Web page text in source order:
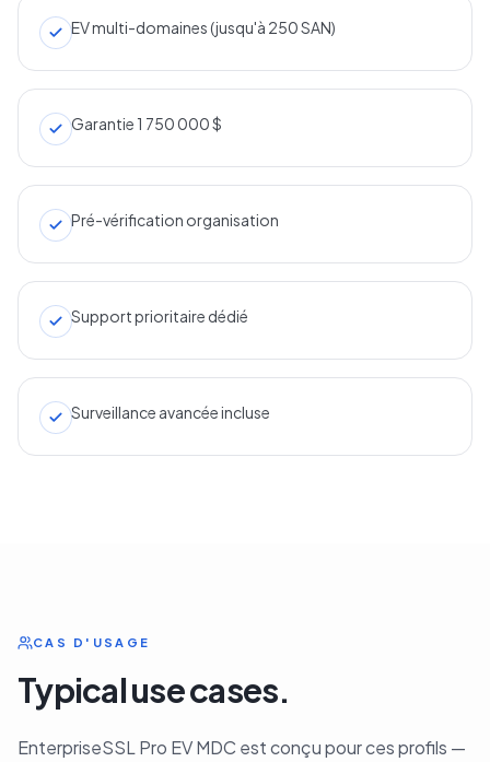
EV multi-domaines (jusqu'à 250 SAN)
Garantie 1 750 000 $
Pré-vérification organisation
Support prioritaire dédié
Surveillance avancée incluse
CAS D'USAGE
Typical use cases.
EnterpriseSSL Pro EV MDC est conçu pour ces profils —